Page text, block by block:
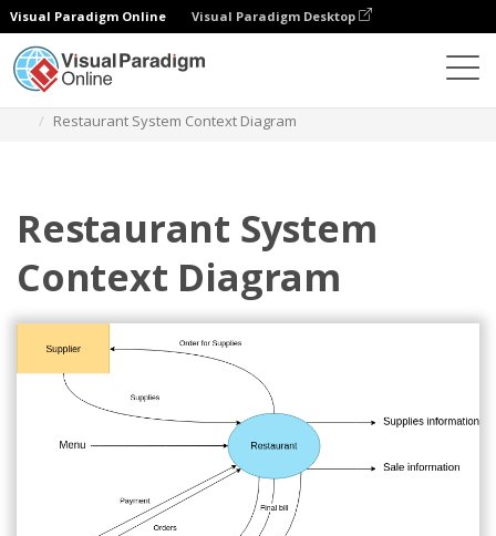
Visual Paradigm Online Visual Paradigm Desktop
Restaurant System Context Diagram
Restaurant System
Context Diagram